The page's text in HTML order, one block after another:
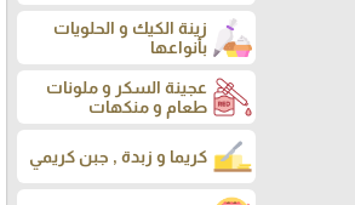
زينة الكيك و الحلويات
بأنواعها
عجينة السكر و ملونات
طعام و منكهات
كريما و زبدة , جبن كريمي